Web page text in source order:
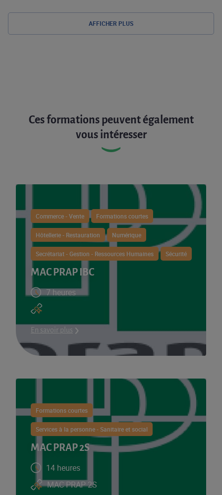
AFFICHER PLUS
Ces formations peuvent également
vous intéresser
Commerce - Vente Formations courtes
Hôtellerie - Restauration Numérique
Secrétariat - Gestion - Ressources Humaines Sécurité
MAC PRAP IBC
7 heures
En savoir plus
Formations courtes
Services à la personne - Sanitaire et social
MAC PRAP 2S
14 heures
MAC PRAP 2S